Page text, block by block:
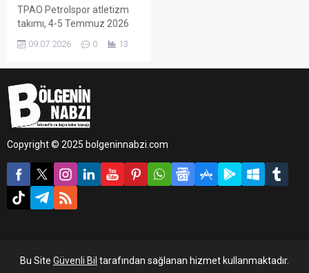
TPAO Petrolspor atletizm
takımı, 4-5 Temmuz 2026
tarihlerinde İzmir’de
düzenlenen Yeşilay U-23 ve
vurdu.
09.07.2026 0 13
Copyright © 2025 bolgeninnabzi.com
Bu Site Güvenli Bil tarafından sağlanan hizmet kullanmaktadır.